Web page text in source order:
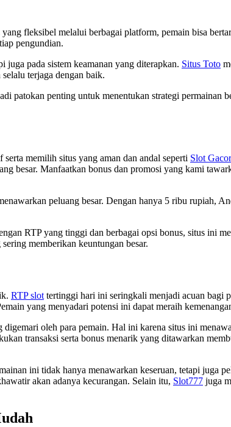
fleksibel melalui berbagai platform, pemain bisa
pengundian.
pada sistem keamanan yang diterapkan. Situs Toto
terjaga dengan baik.
patokan penting untuk menentukan strategi permainan
memilih situs yang aman dan andal seperti Slot Gacor
besar. Manfaatkan bonus dan promosi yang kami
peluang besar. Dengan hanya 5 ribu rupiah,
RTP yang tinggi dan berbagai opsi bonus, situs ini
memberikan keuntungan besar.
RTP slot tertinggi hari ini seringkali menjadi acuan bagi
yang menyadari potensi ini dapat meraih
oleh para pemain. Hal ini karena situs ini
transaksi serta bonus menarik yang ditawarkan
ini tidak hanya menawarkan keseruan, tetapi juga
akan adanya kecurangan. Selain itu, Slot777 juga